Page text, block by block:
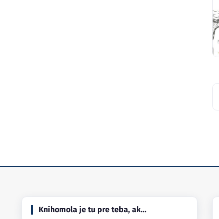
Knihomola je tu pre teba, ak…